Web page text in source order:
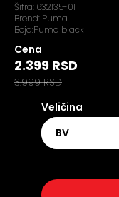
Šifra: 632135-01
Brend: Puma
Boja:Puma black
Cena
2.399 RSD
3.999 RSD
Veličina
BV